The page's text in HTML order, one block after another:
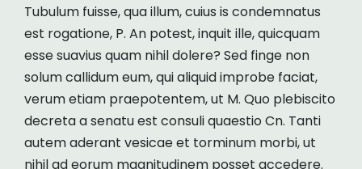
Tubulum fuisse, qua illum, cuius is condemnatus
est rogatione, P. An potest, inquit ille, quicquam
esse suavius quam nihil dolere? Sed finge non
solum callidum eum, qui aliquid improbe faciat,
verum etiam praepotentem, ut M. Quo plebiscito
decreta a senatu est consuli quaestio Cn. Tanti
autem aderant vesicae et torminum morbi, ut
nihil ad eorum magnitudinem posset accedere.